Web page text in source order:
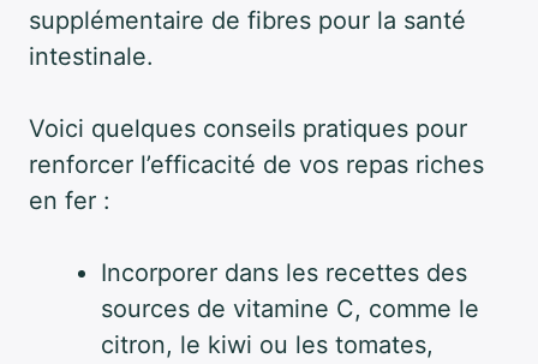
supplémentaire de fibres pour la santé
intestinale.
Voici quelques conseils pratiques pour
renforcer l’efficacité de vos repas riches
en fer :
Incorporer dans les recettes des
sources de vitamine C, comme le
citron, le kiwi ou les tomates,